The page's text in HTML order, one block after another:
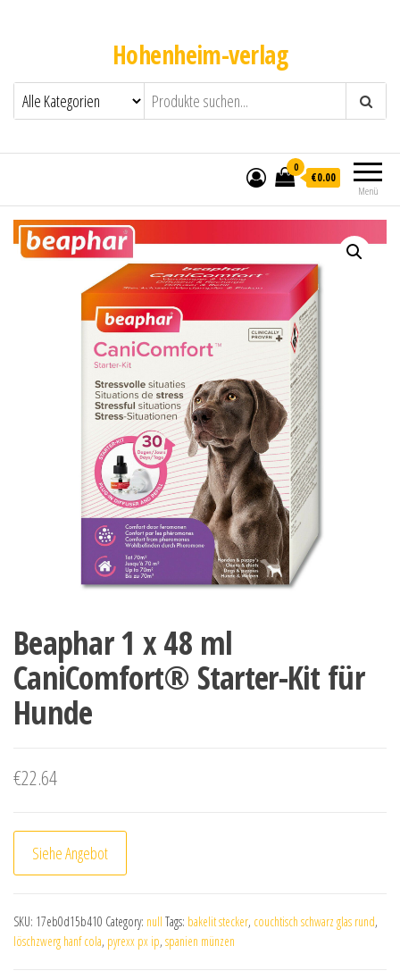
Hohenheim-verlag
Menü
0
€0.00
Beaphar 1 x 48 ml
CaniComfort® Starter-Kit für
Hunde
€22.64
Siehe Angebot
SKU: 17eb0d15b410 Category: null Tags: bakelit stecker, couchtisch schwarz glas rund,
löschzwerg hanf cola, pyrexx px ip, spanien münzen